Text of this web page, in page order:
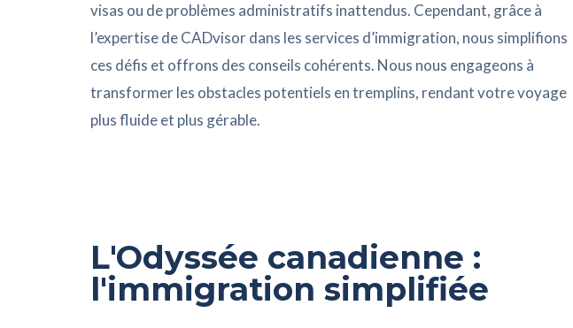
visas ou de problèmes administratifs inattendus. Cependant, grâce à
l’expertise de CADvisor dans les services d’immigration, nous simplifions
ces défis et offrons des conseils cohérents. Nous nous engageons à
transformer les obstacles potentiels en tremplins, rendant votre voyage
plus fluide et plus gérable.
L'Odyssée canadienne :
l'immigration simplifiée